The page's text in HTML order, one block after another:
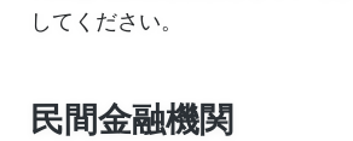
してください。
民間金融機関